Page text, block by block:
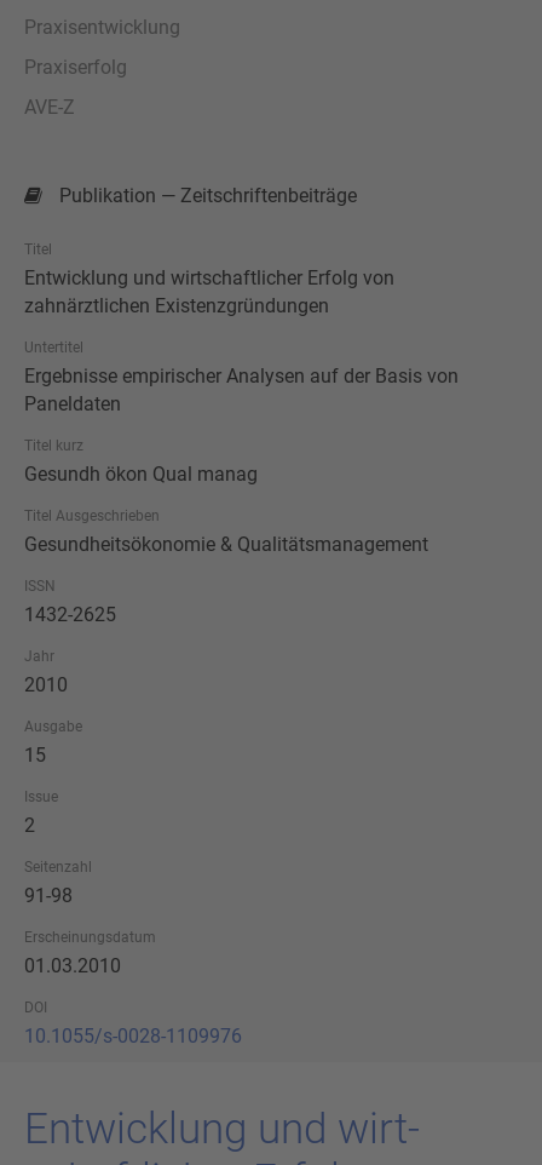
Praxisentwicklung
Praxiserfolg
AVE-Z
Publikation — Zeitschriftenbeiträge
Titel
Entwicklung und wirtschaftlicher Erfolg von
zahnärztlichen Existenzgründungen
Untertitel
Ergebnisse empirischer Analysen auf der Basis von
Paneldaten
Titel kurz
Gesundh ökon Qual manag
Titel Ausgeschrieben
Gesundheitsökonomie & Qualitätsmanagement
ISSN
1432-2625
Jahr
2010
Ausgabe
15
Issue
2
Seitenzahl
91-98
Erscheinungsdatum
01.03.2010
DOI
10.1055/s-0028-1109976
Ent­wick­lung und wirt­